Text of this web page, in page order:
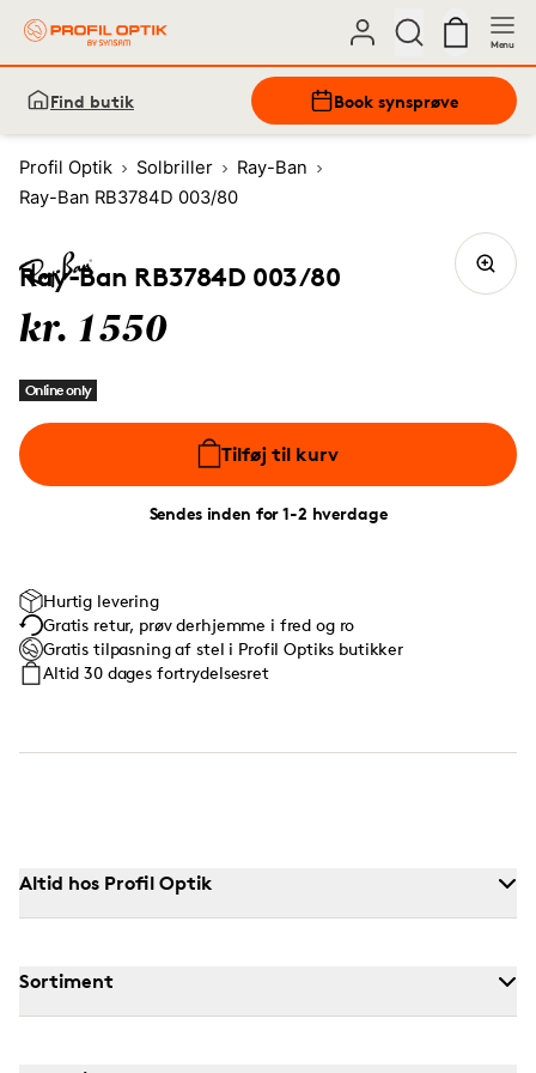
Menu
Find butik Book synsprøve
Profil Optik Solbriller
Ray-Ban
Ray-Ban RB3784D 003/80
Ray-Ban RB3784D 003/80
kr. 1550
Online only
Tilføj til kurv
Sendes inden for 1-2 hverdage
Hurtig levering
Gratis retur, prøv derhjemme i fred og ro
Gratis tilpasning af stel i Profil Optiks butikker
Altid 30 dages fortrydelsesret
Altid hos Profil Optik
Sortiment